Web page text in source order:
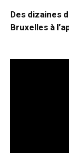
Des dizaines
Bruxelles à